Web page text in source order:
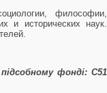
философии,
и исторических наук.
фонді: С51